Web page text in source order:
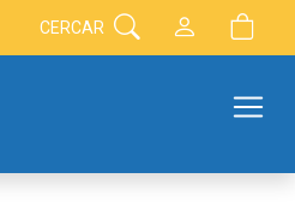
CERCAR